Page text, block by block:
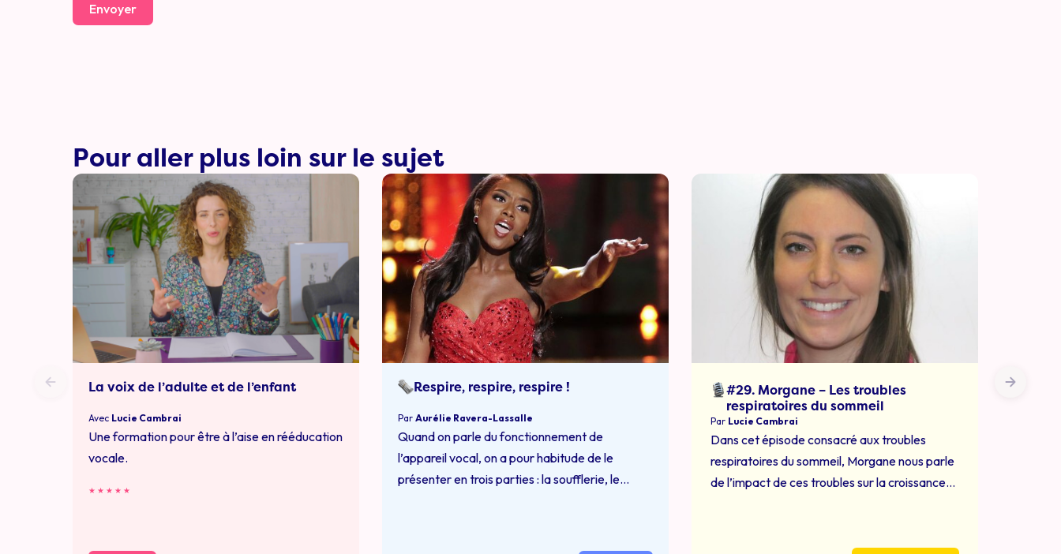
Envoyer
Pour aller plus loin sur le sujet
La voix de l’adulte et de l’enfant
Avec Lucie Cambrai
Une formation pour être à l’aise en rééducation
vocale.
★ ★ ★ ★ ★
Respire, respire, respire !
Par Aurélie Ravera-Lassalle
Quand on parle du fonctionnement de
l’appareil vocal, on a pour habitude de le
présenter en trois parties : la soufflerie, le
#29. Morgane – Les troubles
respiratoires du sommeil
Par Lucie Cambrai
Dans cet épisode consacré aux troubles
respiratoires du sommeil, Morgane nous parle
de l’impact de ces troubles sur la croissance
également question des apnées obstructives